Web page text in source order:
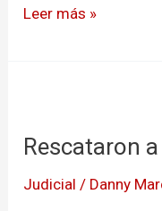
Leer más »
Rescataron
Judicial / Danny
2